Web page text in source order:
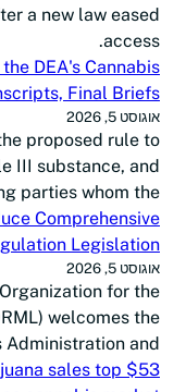
a new law eased
access.
DEA's Cannabis
Final Briefs
אוגוסט 5, 2026
proposed rule to
III substance, and
parties whom the …
Comprehensive
Legislation
אוגוסט 5, 2026
for the
welcomes the
and …
sales top $53